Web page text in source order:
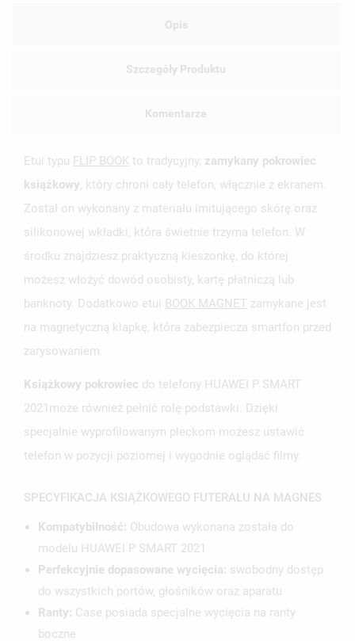
Opis
Szczegóły Produktu
Komentarze
Etui typu FLIP BOOK to tradycyjny, zamykany pokrowiec
książkowy, który chroni cały telefon, włącznie z ekranem.
Został on wykonany z materiału imitującego skórę oraz
silikonowej wkładki, która świetnie trzyma telefon. W
środku znajdziesz praktyczną kieszonkę, do której
możesz włożyć dowód osobisty, kartę płatniczą lub
banknoty. Dodatkowo etui BOOK MAGNET zamykane jest
na magnetyczną klapkę, która zabezpiecza smartfon przed
zarysowaniem.
Książkowy pokrowiec do telefony HUAWEI P SMART
2021może również pełnić rolę podstawki. Dzięki
specjalnie wyprofilowanym pleckom możesz ustawić
telefon w pozycji poziomej i wygodnie oglądać filmy.
SPECYFIKACJA KSIĄŻKOWEGO FUTERAŁU NA MAGNES
Kompatybilność: Obudowa wykonana została do
modelu HUAWEI P SMART 2021
Perfekcyjnie dopasowane wycięcia: swobodny dostęp
do wszystkich portów, głośników oraz aparatu
Ranty: Case posiada specjalne wycięcia na ranty
boczne
UTWÓRZ LISTĘ ŻYCZEŃ
ZALOGUJ SIĘ